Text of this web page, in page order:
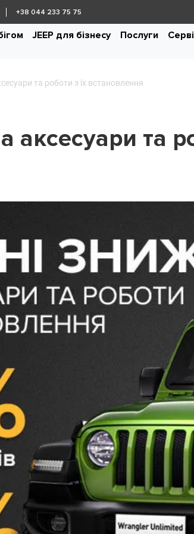
+38 044 233 75 75
JEEP для бізнесу Послуги
та роботи з їх встановлення
аксесуари та